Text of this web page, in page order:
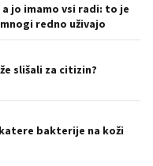
jo imamo vsi radi: to je
redno uživajo
slišali za citizin?
bakterije na koži